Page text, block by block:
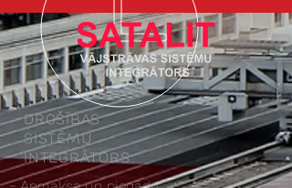
Informācija pircējiem
DROŠĪBAS
SISTĒMU
INTEGRĀTORS